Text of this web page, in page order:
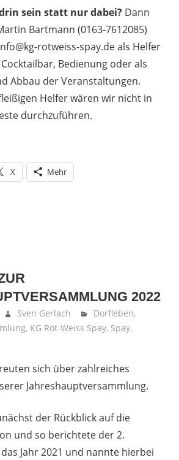
sein statt nur dabei? Dann
Bartmann (0163-7612085)
rotweiss-spay.deals Helfer
Bedienung oder als
Abbau der Veranstaltungen.
Helfer wären wir nicht in
durchzuführen.
X Mehr
2022
Sven Gerlach Dorfleben,
, KG Rot-Weiss Spay, Spay,
sich über zahlreiches
Jahreshauptversammlung.
der Rückblick auf die
und so berichtete der 2.
Jahr 2021 und nannte hierbei